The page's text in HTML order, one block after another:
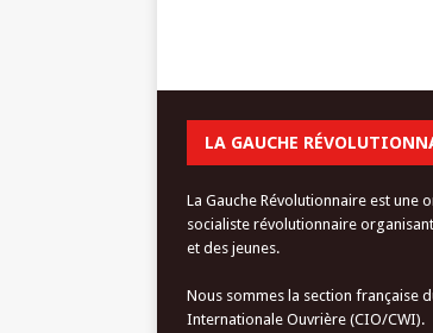
LA GAUCHE
La Gauche Révolutionnaire est une
socialiste révolutionnaire
et des jeunes.
Nous sommes la section française
Internationale Ouvrière (CIO/CWI).